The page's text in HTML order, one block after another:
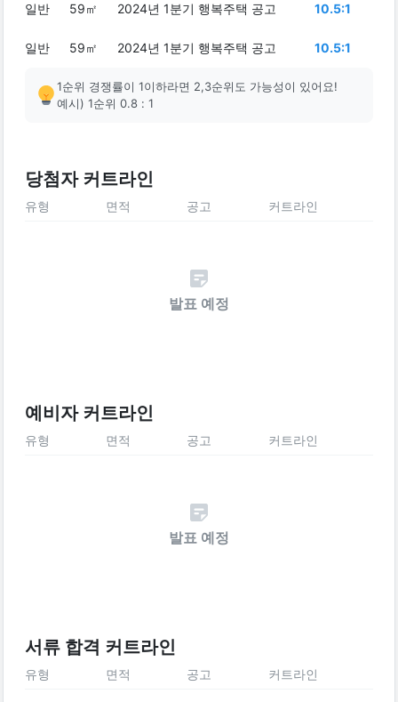
일반 59㎡ 2024년 1분기 행복주택 공고 10.5:1
일반 59㎡ 2024년 1분기 행복주택 공고 10.5:1
1순위 경쟁률이 1이하라면 2,3순위도 가능성이 있어요!
예시) 1순위 0.8 : 1
당첨자 커트라인
유형 면적 공고 커트라인
발표 예정
예비자 커트라인
유형 면적 공고 커트라인
발표 예정
서류 합격 커트라인
유형 면적 공고 커트라인